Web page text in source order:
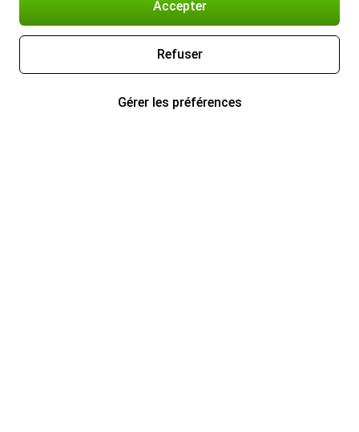
Accepter
Refuser
Gérer les préférences